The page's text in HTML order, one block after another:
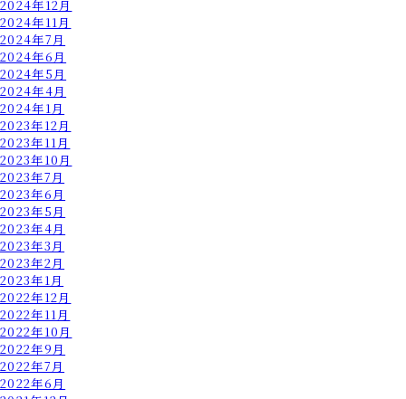
2024年12月
2024年11月
2024年7月
2024年6月
2024年5月
2024年4月
2024年1月
2023年12月
2023年11月
2023年10月
2023年7月
2023年6月
2023年5月
2023年4月
2023年3月
2023年2月
2023年1月
2022年12月
2022年11月
2022年10月
2022年9月
2022年7月
2022年6月